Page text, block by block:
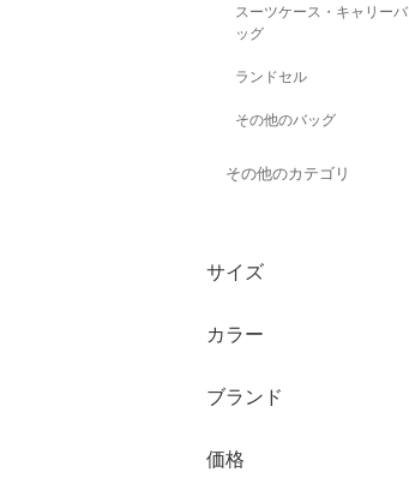
スーツケース・キャリーバ
ッグ
ランドセル
その他のバッグ
その他のカテゴリ
ジャケット・アウター
パンツ
ワンピース・ドレス
スカート
サイズ
M
XL
カラー
ブランド
価格